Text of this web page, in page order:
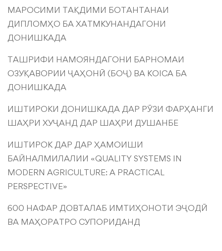
МАРОСИМИ ТАҚДИМИ БОТАНТАНАИ
ДИПЛОМҲО БА ХАТМКУНАНДАГОНИ
ДОНИШКАДА
ТАШРИФИ НАМОЯНДАГОНИ БАРНОМАИ
ОЗУҚАВОРИИ ҶАҲОНӢ (БОҶ) ВА KOICA БА
ДОНИШКАДА
ИШТИРОКИ ДОНИШКАДА ДАР РӮЗИ ФАРҲАНГИ
ШАҲРИ ХУҶАНД ДАР ШАҲРИ ДУШАНБЕ
ИШТИРОК ДАР ДАР ҲАМОИШИ
БАЙНАЛМИЛАЛИИ «QUALITY SYSTEMS IN
MODERN AGRICULTURE: A PRACTICAL
PERSPECTIVE»
600 НАФАР ДОВТАЛАБ ИМТИҲОНОТИ ЭҶОДӢ
ВА МАҲОРАТРО СУПОРИДАНД